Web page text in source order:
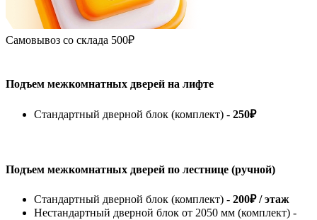
Самовывоз со склада 500₽
Подъем межкомнатных дверей на лифте
Стандартный дверной блок (комплект) - 250₽
Подъем межкомнатных дверей по лестнице (ручной)
Стандартный дверной блок (комплект) - 200₽ / этаж
Нестандартный дверной блок от 2050 мм (комплект) -